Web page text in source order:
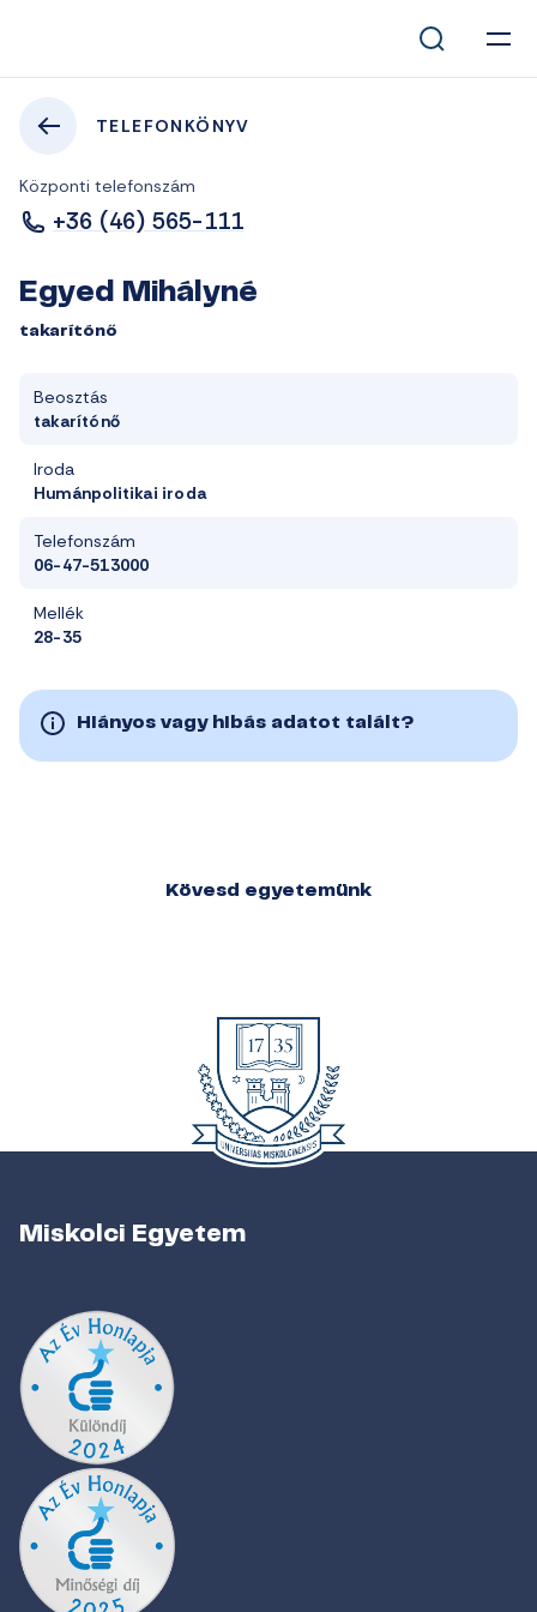
TELEFONKÖNYV
Központi telefonszám
+36 (46) 565-111
Egyed Mihályné
takarítónő
Beosztás
takarítónő
Iroda
Humánpolitikai iroda
Telefonszám
06-47-513000
Mellék
28-35
Hiányos vagy hibás adatot talált?
Kövesd egyetemünk
Miskolci Egyetem